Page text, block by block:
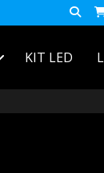
KIT LED